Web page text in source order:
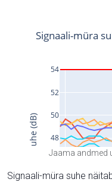
Jaama andmed
Signaali-müra suhe